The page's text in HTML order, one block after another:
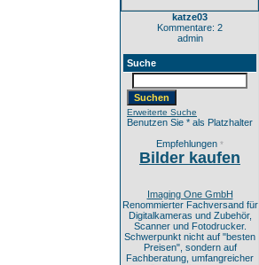
katze03
Kommentare: 2
admin
Suche
Erweiterte Suche
Benutzen Sie * als Platzhalter
Empfehlungen *
Bilder kaufen
Imaging One GmbH
Renommierter Fachversand für
Digitalkameras und Zubehör,
Scanner und Fotodrucker.
Schwerpunkt nicht auf "besten
Preisen", sondern auf
Fachberatung, umfangreicher